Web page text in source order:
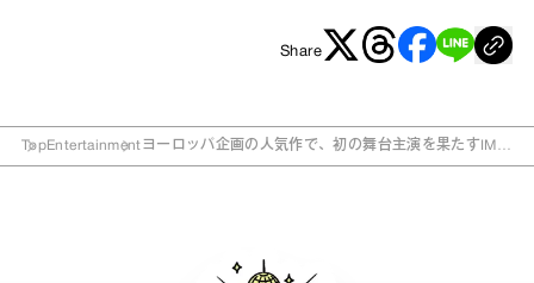
Share
TopEntertainmentヨーロッパ企画の人気作で、初の舞台主演を果たすIMP.